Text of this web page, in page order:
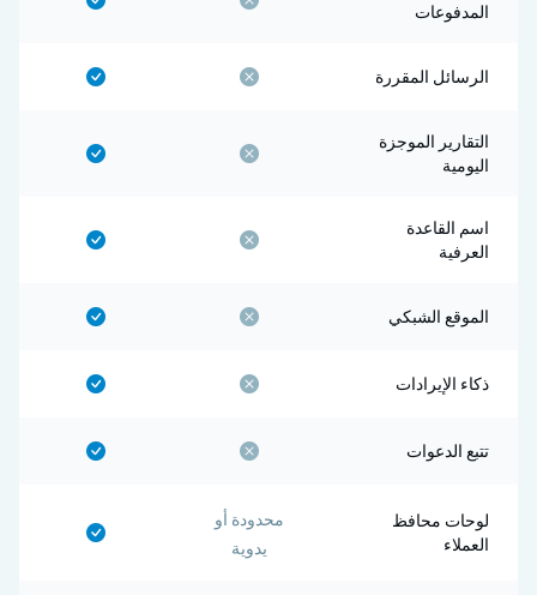
المدفوعات
الرسائل المقررة
التقارير الموجزة
اليومية
اسم القاعدة
العرفية
الموقع الشبكي
ذكاء الإيرادات
تتبع الدعوات
لوحات محافظ
العملاء
محدودة أو
يدوية